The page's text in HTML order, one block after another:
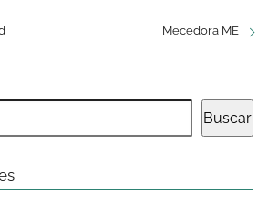
Mecedora ME
Buscar